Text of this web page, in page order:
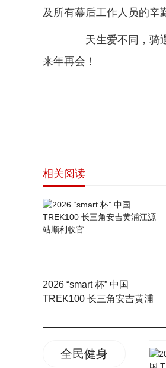
及所有幕后工作人员的辛
天生爱不同，骑遇
来年再会！
相关阅读
2026 “smart 杯” 中国
TREK100 长三角安吉黄浦
全民健身